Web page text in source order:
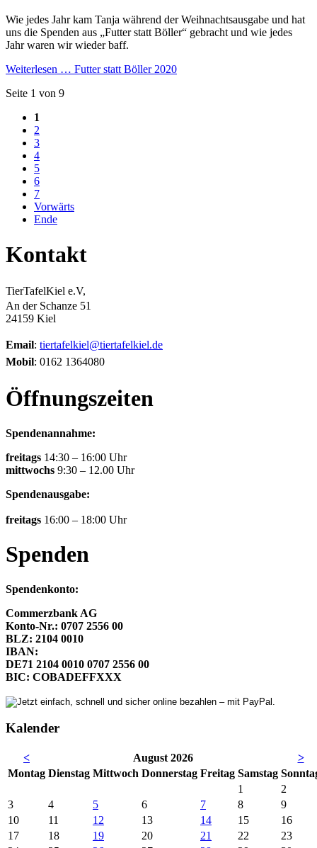
Wie jedes Jahr kam Tanja während der Weihnachtsausgabe und hat
uns die Spenden aus „Futter statt Böller“ gebracht und wie jedes
Jahr waren wir wieder baff.
Weiterlesen … Futter statt Böller 2020
Seite 1 von 9
1
2
3
4
5
6
7
Vorwärts
Ende
Kontakt
TierTafelKiel e.V,
An der Schanze 51
24159 Kiel
Email: tiertafelkiel@tiertafelkiel.de
Mobil: 0162 1364080
Öffnungszeiten
Spendenannahme:
freitags 14:30 – 16:00 Uhr
mittwochs 9:30 – 12.00 Uhr
Spendenausgabe:
freitags 16:00 – 18:00 Uhr
Spenden
Spendenkonto:
Commerzbank AG
Konto-Nr.: 0707 2556 00
BLZ: 2104 0010
IBAN:
DE71 2104 0010 0707 2556 00
BIC: COBADEFFXXX
Kalender
< August 2026
>
Montag Dienstag Mittwoch Donnerstag Freitag Samstag So
1
2
3
4 5 6 7 8
9
10
11 12 13 14 15
16
17
18 19 20 21 22
23